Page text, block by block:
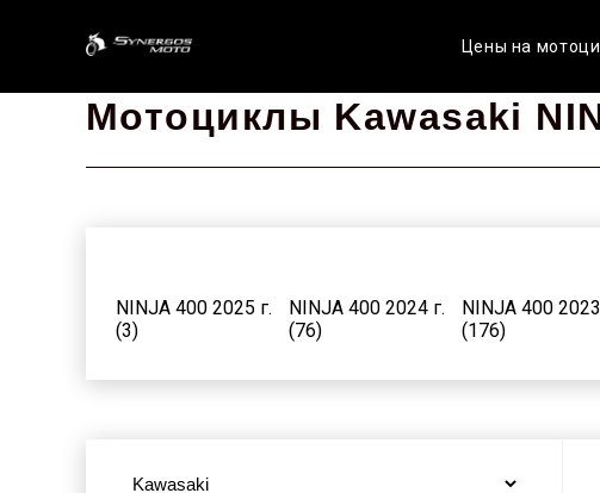
Цены на
Мотоциклы Kawasaki
NINJA 400 2025 г.
(3)
NINJA 400 2024 г.
(76)
NINJA 400
(176)
(104)
(164)
(154)